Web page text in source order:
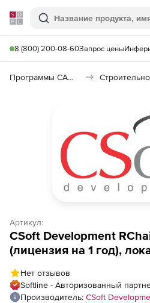
Softline
Поиск
8 (800) 200-08-60Запрос цены
Программы САПР и ГИС
Артикул:
CSoft Development
(лицензия на 1 год),
Нет отзывов
Softline - Авторизованный
Производитель: CSoft